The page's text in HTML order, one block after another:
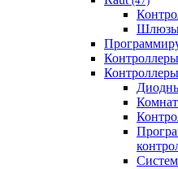
Шлюзы
Контроллеры